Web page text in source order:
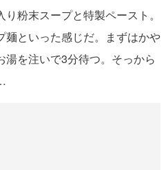
粉末スープと特製ペースト。
麺といった感じだ。まずはかや
湯を注いで3分待つ。そっから